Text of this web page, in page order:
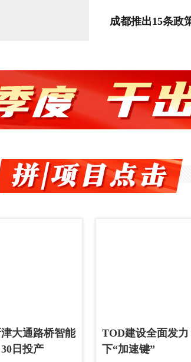
眉资同城化发展暨
成都推出15条政
大通路桥智能
日投产
TOD建设全面发力
下“加速键”